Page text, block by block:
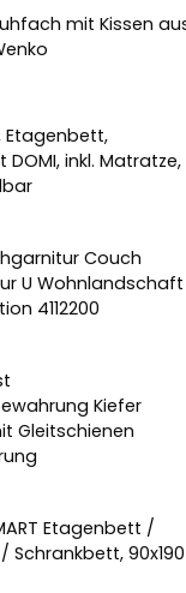
mit Kissen
Etagenbett,
inkl. Matratze,
Couch
U Wohnlandschaft
4112200
Kiefer
Gleitschienen
Etagenbett /
Schrankbett, 90x190